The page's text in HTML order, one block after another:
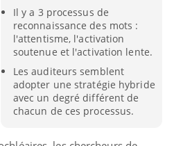
Il y a 3 processus de
reconnaissance des mots :
l'attentisme, l'activation
soutenue et l'activation lente.
Les auditeurs semblent
adopter une stratégie hybride
avec un degré différent de
chacun de ces processus.